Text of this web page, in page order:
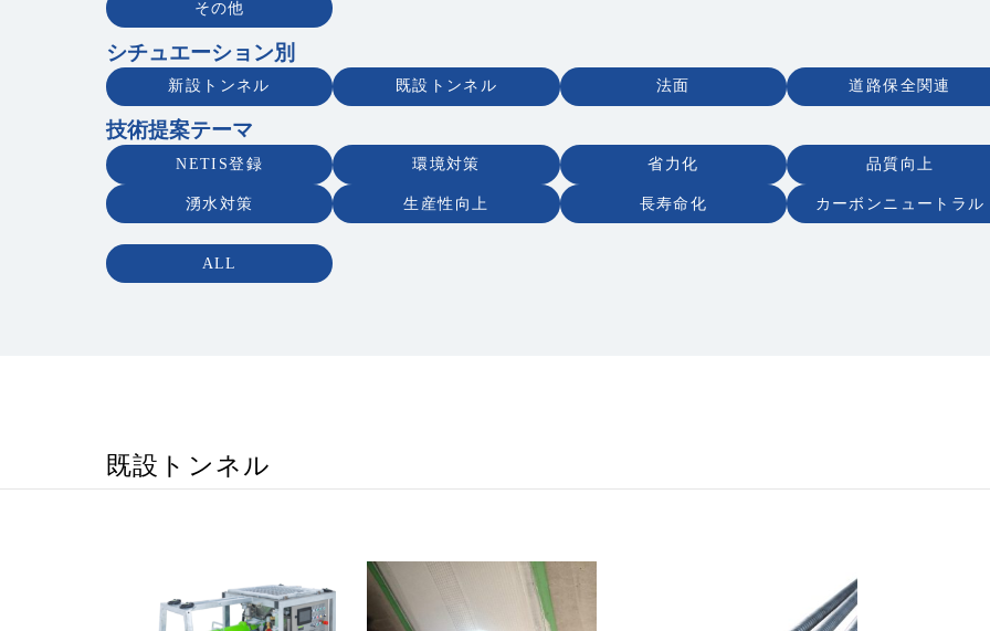
その他
シチュエーション別
新設トンネル 既設トンネル 法面 道路保全関連
技術提案テーマ
NETIS登録 環境対策 省力化 品質向上
湧水対策 生産性向上 長寿命化 カーボンニュートラル
ALL
既設トンネル